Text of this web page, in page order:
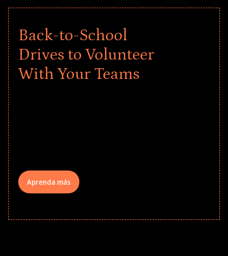
Back-to-School
Drives to Volunteer
With Your Teams
Aprenda más